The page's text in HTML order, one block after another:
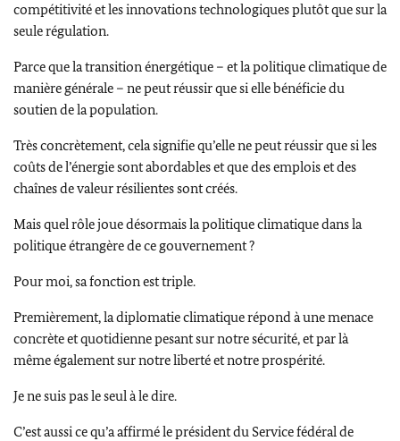
compétitivité et les innovations technologiques plutôt que sur la
seule régulation.
Parce que la transition énergétique – et la politique climatique de
manière générale – ne peut réussir que si elle bénéficie du
soutien de la population.
Très concrètement, cela signifie qu’elle ne peut réussir que si les
coûts de l’énergie sont abordables et que des emplois et des
chaînes de valeur résilientes sont créés.
Mais quel rôle joue désormais la politique climatique dans la
politique étrangère de ce gouvernement ?
Pour moi, sa fonction est triple.
Premièrement, la diplomatie climatique répond à une menace
concrète et quotidienne pesant sur notre sécurité, et par là
même également sur notre liberté et notre prospérité.
Je ne suis pas le seul à le dire.
C’est aussi ce qu’a affirmé le président du Service fédéral de